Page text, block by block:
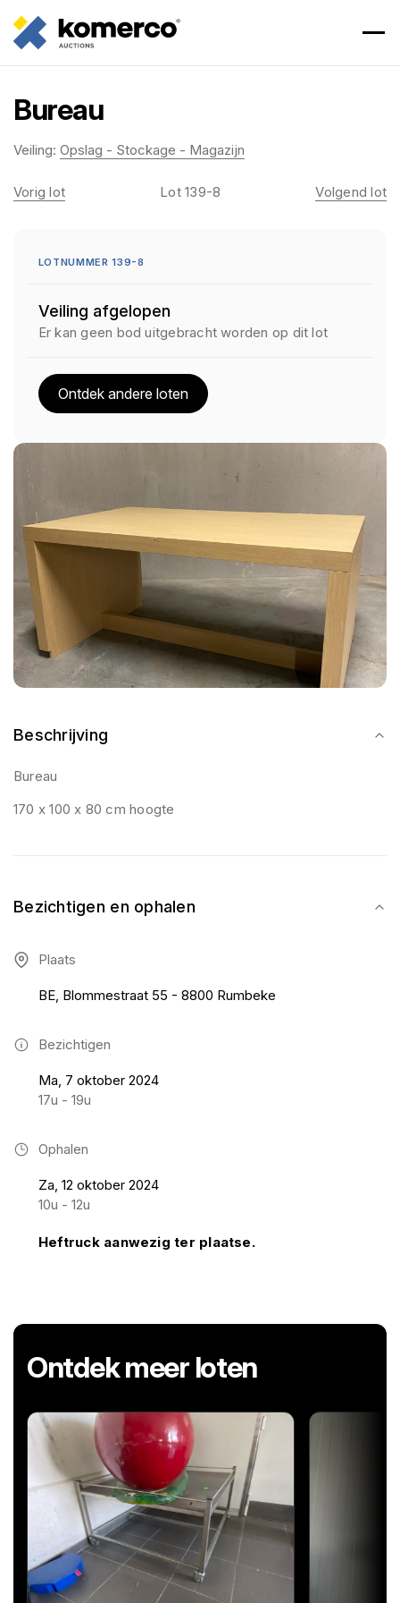
Bureau
Veiling: Opslag - Stockage - Magazijn
Beschrijving
Bureau
170 x 100 x 80 cm hoogte
Bezichtigen en ophalen
Plaats
BE, Blommestraat 55 - 8800 Rumbeke
Bezichtigen
Ma, 7 oktober 2024
17u - 19u
Ophalen
Za, 12 oktober 2024
10u - 12u
Heftruck aanwezig ter plaatse.
Vorig lot Lot 139-8 Volgend lot
LOTNUMMER 139-8
Veiling afgelopen
Er kan geen bod uitgebracht worden op dit lot
Ontdek andere loten
Ontdek meer loten